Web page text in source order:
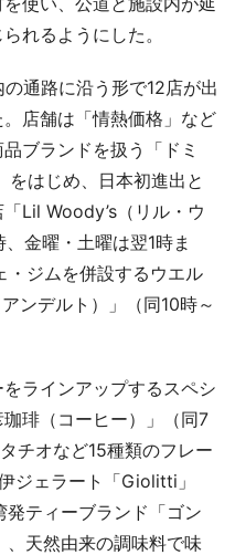
れるようにした。
通路に沿う形で12店が出
店舗は「情熱価格」など
ブランドを扱う「ドミ
はじめ、日本初進出と
Lil Woody’s（リル・ウ
金曜・土曜は翌1時ま
・ジムを併設するウエル
ンデルト）」（同10時～
ラインアップするスペシ
琲（コーヒー）」（同7
チオなど15種類のフレー
ジェラート「Giolitti」
発ティーブランド「ゴン
、天然由来の調味料で味